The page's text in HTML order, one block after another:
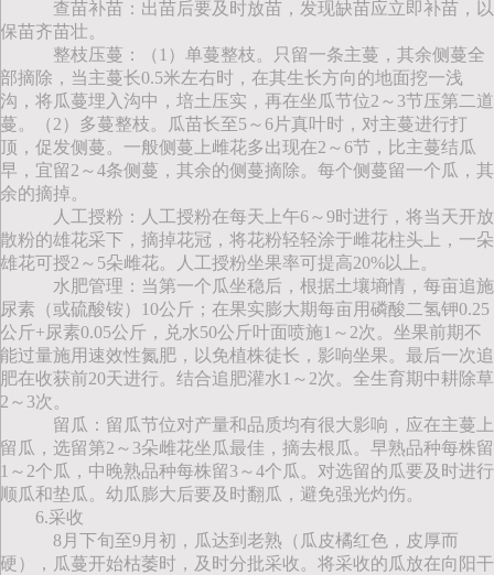
查苗补苗：出苗后要及时放苗，发现缺苗应立即补苗，以
保苗齐苗壮。
整枝压蔓：（1）单蔓整枝。只留一条主蔓，其余侧蔓全
部摘除，当主蔓长0.5米左右时，在其生长方向的地面挖一浅
沟，将瓜蔓埋入沟中，培土压实，再在坐瓜节位2～3节压第二道
蔓。（2）多蔓整枝。瓜苗长至5～6片真叶时，对主蔓进行打
顶，促发侧蔓。一般侧蔓上雌花多出现在2～6节，比主蔓结瓜
早，宜留2～4条侧蔓，其余的侧蔓摘除。每个侧蔓留一个瓜，其
余的摘掉。
人工授粉：人工授粉在每天上午6～9时进行，将当天开放
散粉的雄花采下，摘掉花冠，将花粉轻轻涂于雌花柱头上，一朵
雄花可授2～5朵雌花。人工授粉坐果率可提高20%以上。
水肥管理：当第一个瓜坐稳后，根据土壤墒情，每亩追施
尿素（或硫酸铵）10公斤；在果实膨大期每亩用磷酸二氢钾0.25
公斤+尿素0.05公斤，兑水50公斤叶面喷施1～2次。坐果前期不
能过量施用速效性氮肥，以免植株徒长，影响坐果。最后一次追
肥在收获前20天进行。结合追肥灌水1～2次。全生育期中耕除草
2～3次。
留瓜：留瓜节位对产量和品质均有很大影响，应在主蔓上
留瓜，选留第2～3朵雌花坐瓜最佳，摘去根瓜。早熟品种每株留
1～2个瓜，中晚熟品种每株留3～4个瓜。对选留的瓜要及时进行
顺瓜和垫瓜。幼瓜膨大后要及时翻瓜，避免强光灼伤。
6.采收
8月下旬至9月初，瓜达到老熟（瓜皮橘红色，皮厚而
硬），瓜蔓开始枯萎时，及时分批采收。将采收的瓜放在向阳干